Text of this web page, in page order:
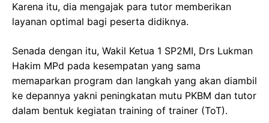
Karena itu, dia mengajak para tutor memberikan
layanan optimal bagi peserta didiknya.
Senada dengan itu, Wakil Ketua 1 SP2MI, Drs Lukman
Hakim MPd pada kesempatan yang sama
memaparkan program dan langkah yang akan diambil
ke depannya yakni peningkatan mutu PKBM dan tutor
dalam bentuk kegiatan training of trainer (ToT).